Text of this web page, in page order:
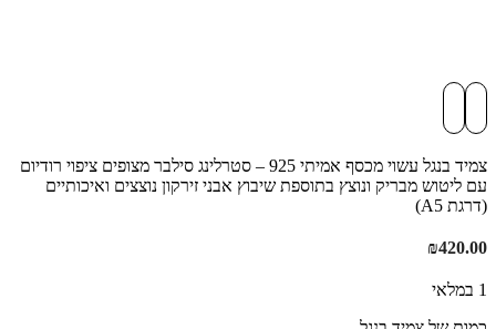
צמיד בנגל עשוי מכסף אמיתי 925 – סטרלינג סילבר מצופים ציפוי רודיום
עם ליטוש מבריק ונוצץ בתוספת שיבוץ אבני זירקון נוצצים ואיכותיים
(דרגת A5)
₪420.00
1 במלאי